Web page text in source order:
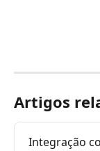
Artigos
Integração